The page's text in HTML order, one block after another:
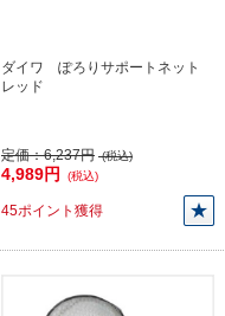
ダイワ ぽろりサポートネット
レッド
定価：6,237円 (税込)
4,989円 (税込)
45ポイント獲得